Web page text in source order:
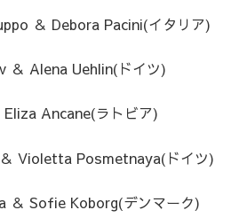
＆ Debora Pacini(イタリア)
Alena Uehlin(ドイツ)
Ancane(ラトビア)
Violetta Posmetnaya(ドイツ)
Sofie Koborg(デンマーク)